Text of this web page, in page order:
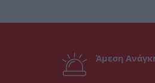
Άμεση